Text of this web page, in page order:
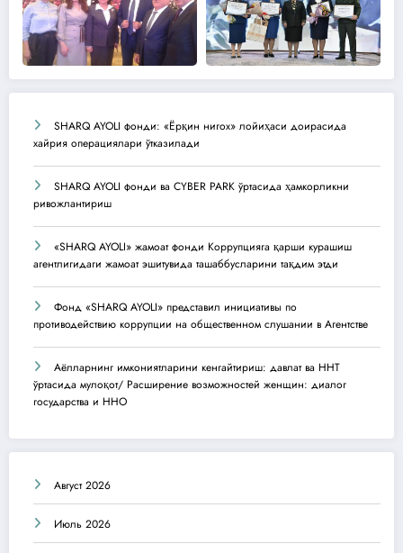
SHARQ AYOLI фонди: «Ёрқин нигох» лойиҳаси доирасида
хайрия операциялари ўтказилади
SHARQ AYOLI фонди ва CYBER PARK ўртасида ҳамкорликни
ривожлантириш
«SHARQ AYOLI» жамоат фонди Коррупцияга қарши курашиш
агентлигидаги жамоат эшитувида ташаббусларини тақдим этди
Фонд «SHARQ AYOLI» представил инициативы по
противодействию коррупции на общественном слушании в Агентстве
Аёлларнинг имкониятларини кенгайтириш: давлат ва ННТ
ўртасида мулоқот/ Расширение возможностей женщин: диалог
государства и ННО
Август 2026
Июль 2026